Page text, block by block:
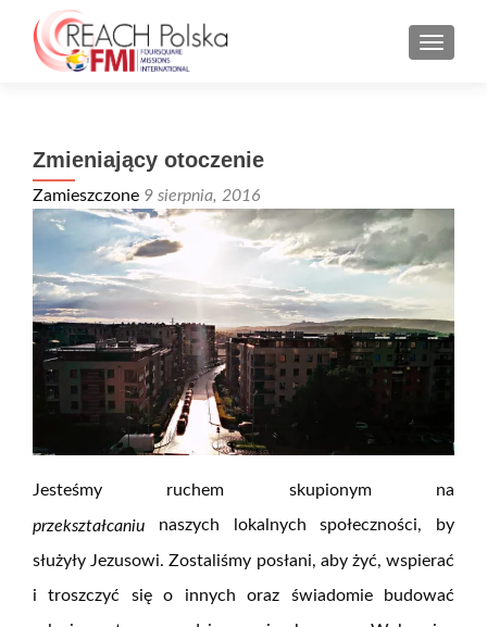
MENU
Zmieniający otoczenie
Zamieszczone 9 sierpnia, 2016
Jesteśmy ruchem skupionym na
przekształcaniu naszych lokalnych społeczności, by
służyły Jezusowi. Zostaliśmy posłani, aby żyć, wspierać
i troszczyć się o innych oraz świadomie budować